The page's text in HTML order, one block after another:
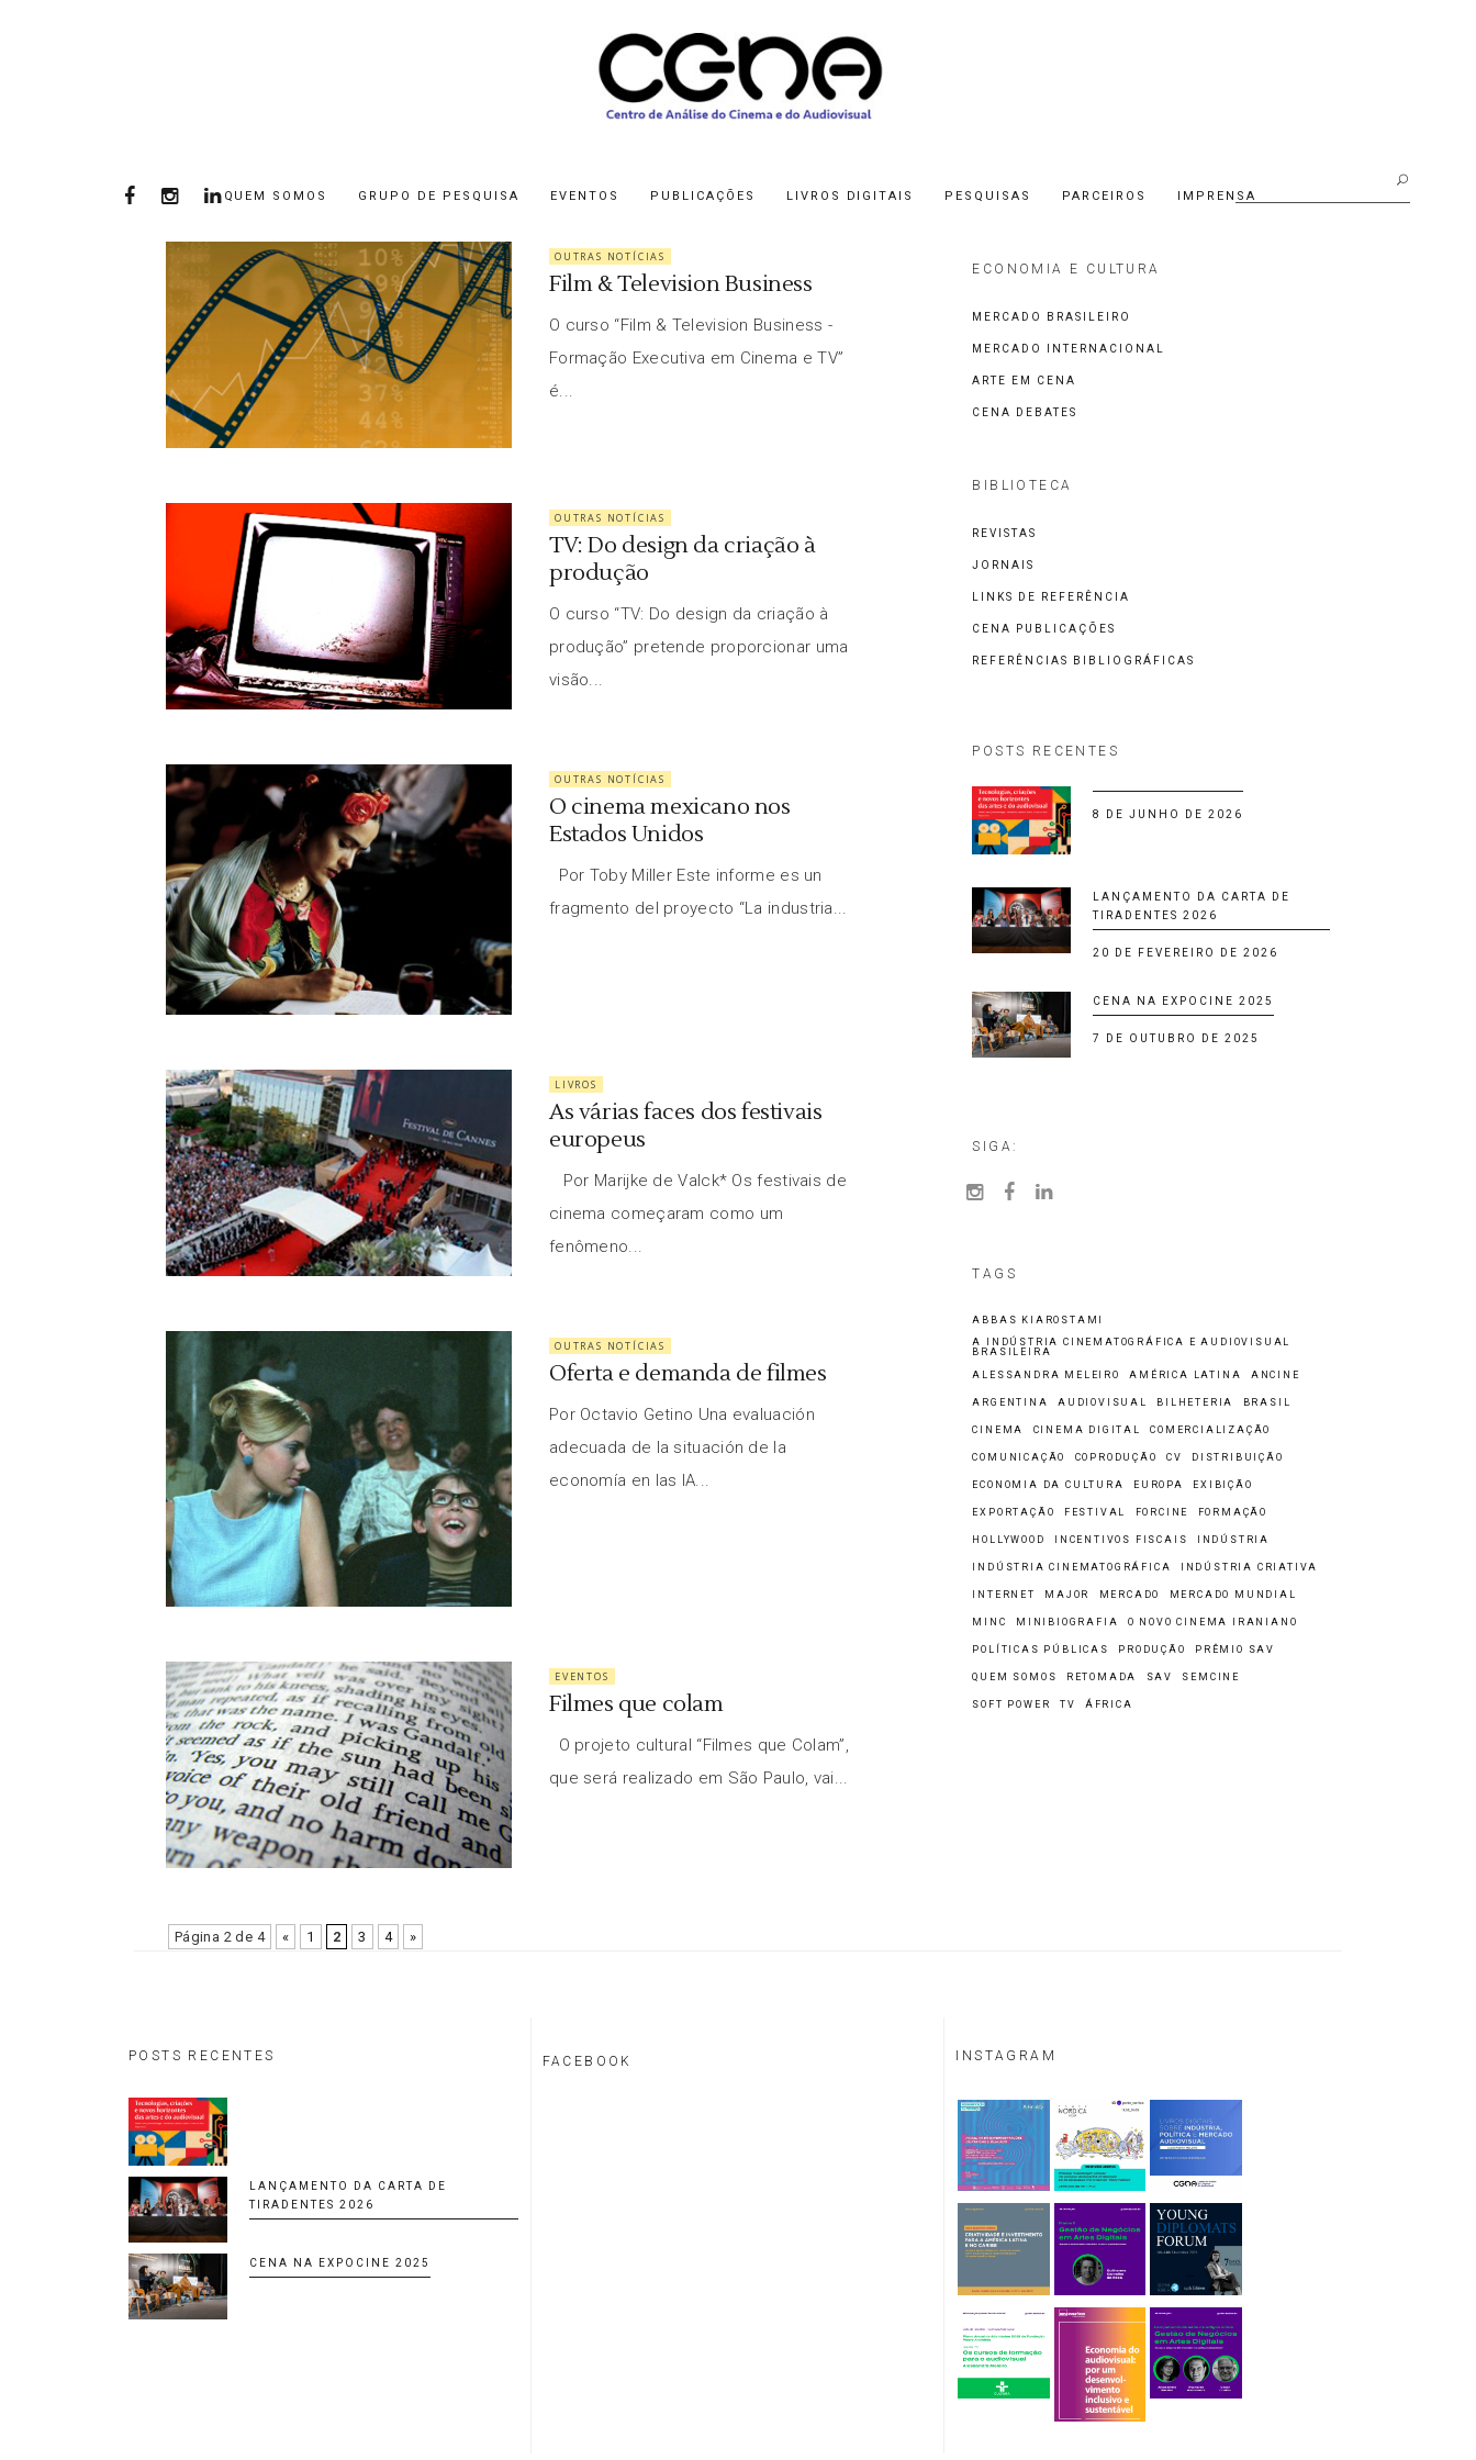
QUEM SOMOS GRUPO DE PESQUISA EVENTOS PUBLICAÇÕES LIVROS DIGITAIS PESQUISAS PARCEIROS IMPRENSA
OUTRAS NOTÍCIAS
Film & Television Business
O curso “Film & Television Business -
Formação Executiva em Cinema e TV”
é...
OUTRAS NOTÍCIAS
TV: Do design da criação à
produção
O curso “TV: Do design da criação à
produção” pretende proporcionar uma
visão...
OUTRAS NOTÍCIAS
O cinema mexicano nos
Estados Unidos
Por Toby Miller Este informe es un
fragmento del proyecto “La industria...
LIVROS
As várias faces dos festivais
europeus
Por Marijke de Valck* Os festivais de
cinema começaram como um
fenômeno...
OUTRAS NOTÍCIAS
Oferta e demanda de filmes
Por Octavio Getino Una evaluación
adecuada de la situación de la
economía en las IA...
EVENTOS
Filmes que colam
O projeto cultural “Filmes que Colam”,
que será realizado em São Paulo, vai...
Página 2 de 4 « 1 2 3 4 »
ECONOMIA E CULTURA
MERCADO BRASILEIRO
MERCADO INTERNACIONAL
ARTE EM CENA
CENA DEBATES
BIBLIOTECA
REVISTAS
JORNAIS
LINKS DE REFERÊNCIA
CENA PUBLICAÇÕES
REFERÊNCIAS BIBLIOGRÁFICAS
POSTS RECENTES
8 DE JUNHO DE 2026
LANÇAMENTO DA CARTA DE
TIRADENTES 2026
20 DE FEVEREIRO DE 2026
CENA NA EXPOCINE 2025
7 DE OUTUBRO DE 2025
SIGA:
TAGS
ABBAS KIAROSTAMI
A INDÚSTRIA CINEMATOGRÁFICA E AUDIOVISUAL
BRASILEIRA
ALESSANDRA MELEIRO AMÉRICA LATINA ANCINE
ARGENTINA AUDIOVISUAL BILHETERIA BRASIL
CINEMA CINEMA DIGITAL COMERCIALIZAÇÃO
COMUNICAÇÃO COPRODUÇÃO CV DISTRIBUIÇÃO
ECONOMIA DA CULTURA EUROPA EXIBIÇÃO
EXPORTAÇÃO FESTIVAL FORCINE FORMAÇÃO
HOLLYWOOD INCENTIVOS FISCAIS INDÚSTRIA
INDÚSTRIA CINEMATOGRÁFICA INDÚSTRIA CRIATIVA
INTERNET MAJOR MERCADO MERCADO MUNDIAL
MINC MINIBIOGRAFIA O NOVO CINEMA IRANIANO
POLÍTICAS PÚBLICAS PRODUÇÃO PRÊMIO SAV
QUEM SOMOS RETOMADA SAV SEMCINE
SOFT POWER TV ÁFRICA
POSTS RECENTES
LANÇAMENTO DA CARTA DE
TIRADENTES 2026
CENA NA EXPOCINE 2025
FACEBOOK INSTAGRAM